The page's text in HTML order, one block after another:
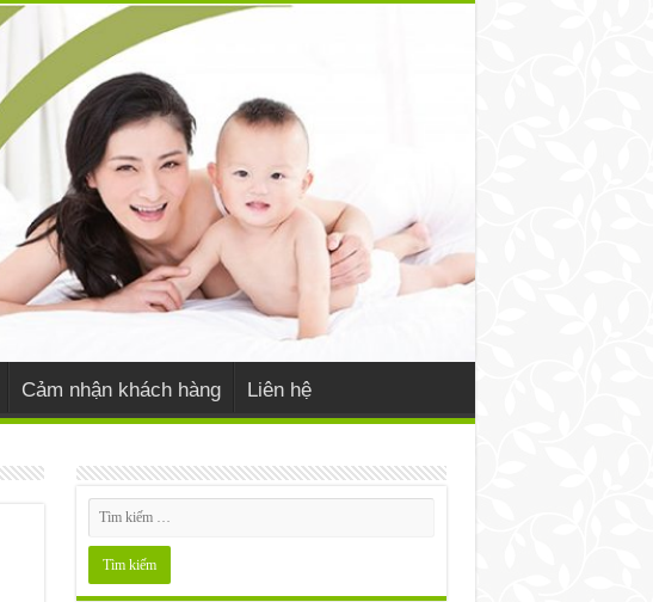
Cảm nhận khách hàng Liên hệ